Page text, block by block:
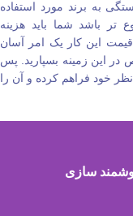
به برند مورد استفاده
تر باشد شما باید هزینه
قیمت این کار یک امر آسان
در این زمینه بسپارید‌. پس
خود فراهم کرده و آن را
سازی